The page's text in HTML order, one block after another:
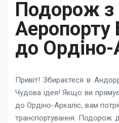
Подорож з
Аеропорту
до Ордіно-
Привіт! Збираєтеся в
Чудова ідея! Якщо ви
до Ордіно-Аркаліс, вам
транспортування. Подорож